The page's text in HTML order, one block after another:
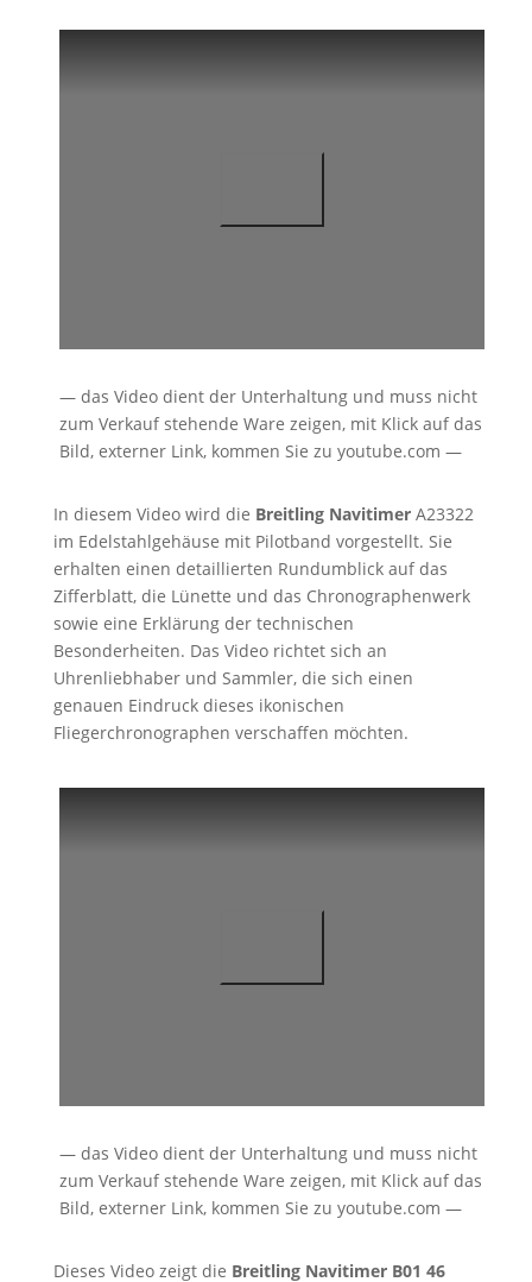
— das Video dient der Unterhaltung und muss nicht
zum Verkauf stehende Ware zeigen, mit Klick auf das
Bild, externer Link, kommen Sie zu youtube.com —
In diesem Video wird die Breitling NavitimerA23322
im Edelstahlgehäuse mit Pilotband vorgestellt. Sie
erhalten einen detaillierten Rundumblick auf das
Zifferblatt, die Lünette und das Chronographenwerk
sowie eine Erklärung der technischen
Besonderheiten. Das Video richtet sich an
Uhrenliebhaber und Sammler, die sich einen
genauen Eindruck dieses ikonischen
Fliegerchronographen verschaffen möchten.
— das Video dient der Unterhaltung und muss nicht
zum Verkauf stehende Ware zeigen, mit Klick auf das
Bild, externer Link, kommen Sie zu youtube.com —
Dieses Video zeigt die Breitling Navitimer B01 46